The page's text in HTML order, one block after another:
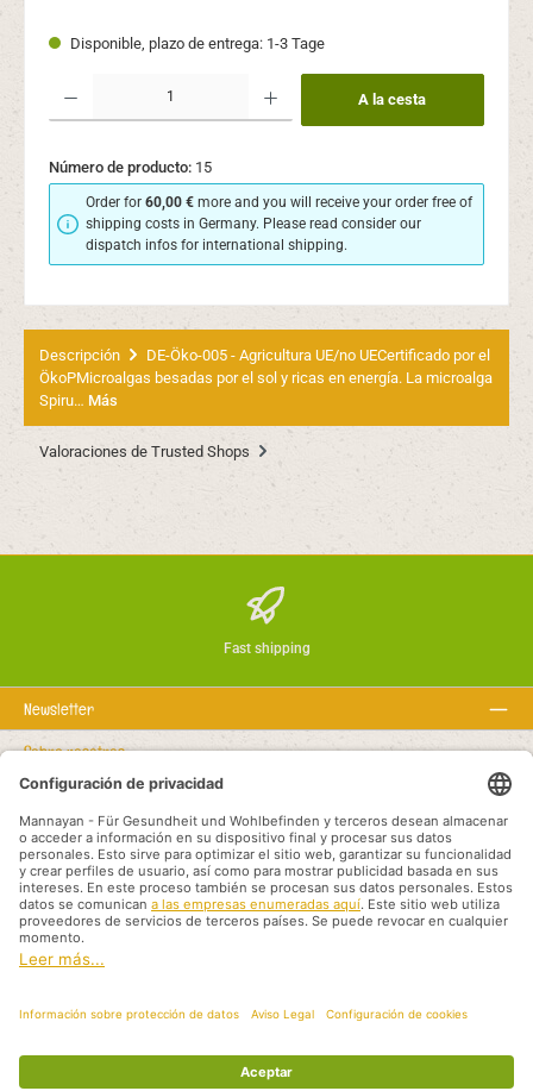
Disponible, plazo de entrega: 1-3 Tage
Cantidad del producto: introduce la cantidad deseada o usa los botones para
A la cesta
Número de producto: 15
Order for60,00 € more and you will receive your order free of
shipping costs in Germany. Please read consider our
dispatch infos for international shipping.
Descripción
DE-Öko-005 - Agricultura UE/no UECertificado por el
ÖkoPMicroalgas besadas por el sol y ricas en energía. La microalga
Spiru… Más
Valoraciones de Trusted Shops
Fast shipping
Newsletter
Sobre nosotros
Textos legales
Línea de asistencia
Recommended links
Modalidades de pago
Shipping methods
Aviso legal Protección de datos
Condiciones generales
, los gastos de envío